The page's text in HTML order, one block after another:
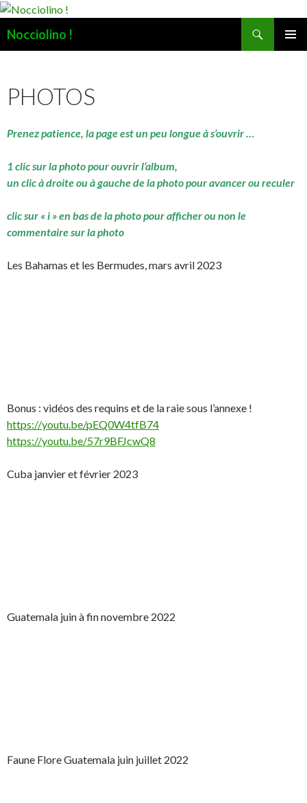
Nocciolino !
PHOTOS
Prenez patience, la page est un peu longue à s’ouvrir …
1 clic sur la photo pour ouvrir l’album,
un clic à droite ou à gauche de la photo pour avancer ou reculer
clic sur « i » en bas de la photo pour afficher ou non le
commentaire sur la photo
Les Bahamas et les Bermudes, mars avril 2023
Bonus : vidéos des requins et de la raie sous l’annexe !
https://youtu.be/pEQ0W4tfB74
https://youtu.be/57r9BFJcwQ8
Cuba janvier et février 2023
Guatemala juin à fin novembre 2022
Faune Flore Guatemala juin juillet 2022